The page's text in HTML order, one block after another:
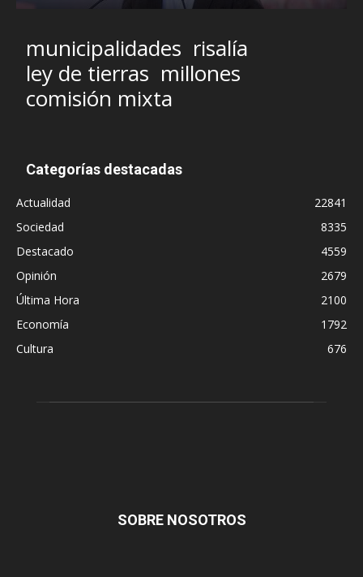
municipalidades risalía
ley de tierras millones
comisión mixta
Categorías destacadas
Actualidad
22841
Sociedad
8335
Destacado
4559
Opinión
2679
Última Hora
2100
Economía
1792
Cultura
676
SOBRE NOSOTROS